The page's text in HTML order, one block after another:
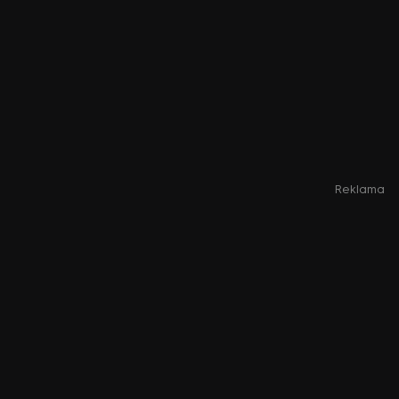
Reklama